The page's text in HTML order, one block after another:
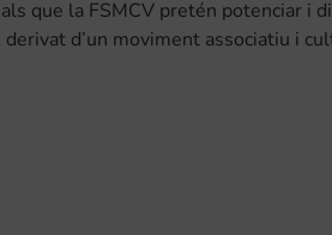
que la FSMCV pretén potenciar i
d’un moviment associatiu i